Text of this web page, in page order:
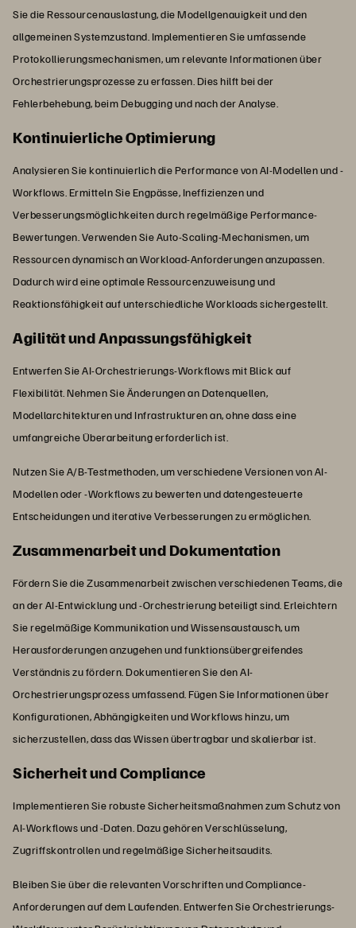
Sie die Ressourcenauslastung, die Modellgenauigkeit und den
allgemeinen Systemzustand. Implementieren Sie umfassende
Protokollierungsmechanismen, um relevante Informationen über
Orchestrierungsprozesse zu erfassen. Dies hilft bei der
Fehlerbehebung, beim Debugging und nach der Analyse.
Kontinuierliche Optimierung
Analysieren Sie kontinuierlich die Performance von AI-Modellen und -
Workflows. Ermitteln Sie Engpässe, Ineffizienzen und
Verbesserungsmöglichkeiten durch regelmäßige Performance-
Bewertungen. Verwenden Sie Auto-Scaling-Mechanismen, um
Ressourcen dynamisch an Workload-Anforderungen anzupassen.
Dadurch wird eine optimale Ressourcenzuweisung und
Reaktionsfähigkeit auf unterschiedliche Workloads sichergestellt.
Agilität und Anpassungsfähigkeit
Entwerfen Sie AI-Orchestrierungs-Workflows mit Blick auf
Flexibilität. Nehmen Sie Änderungen an Datenquellen,
Modellarchitekturen und Infrastrukturen an, ohne dass eine
umfangreiche Überarbeitung erforderlich ist.
Nutzen Sie A/B-Testmethoden, um verschiedene Versionen von AI-
Modellen oder -Workflows zu bewerten und datengesteuerte
Entscheidungen und iterative Verbesserungen zu ermöglichen.
Zusammenarbeit und Dokumentation
Fördern Sie die Zusammenarbeit zwischen verschiedenen Teams, die
an der AI-Entwicklung und -Orchestrierung beteiligt sind. Erleichtern
Sie regelmäßige Kommunikation und Wissensaustausch, um
Herausforderungen anzugehen und funktionsübergreifendes
Verständnis zu fördern. Dokumentieren Sie den AI-
Orchestrierungsprozess umfassend. Fügen Sie Informationen über
Konfigurationen, Abhängigkeiten und Workflows hinzu, um
sicherzustellen, dass das Wissen übertragbar und skalierbar ist.
Sicherheit und Compliance
Implementieren Sie robuste Sicherheitsmaßnahmen zum Schutz von
AI-Workflows und -Daten. Dazu gehören Verschlüsselung,
Zugriffskontrollen und regelmäßige Sicherheitsaudits.
Bleiben Sie über die relevanten Vorschriften und Compliance-
Anforderungen auf dem Laufenden. Entwerfen Sie Orchestrierungs-